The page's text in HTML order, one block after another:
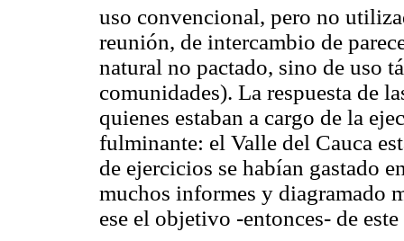
uso convencional, pero no
reunión, de intercambio de
natural no pactado, sino de uso
comunidades). La respuesta de
quienes estaban a cargo de la
fulminante: el Valle del Cauca
de ejercicios se habían gastado
muchos informes y diagramado
ese el objetivo -entonces- de